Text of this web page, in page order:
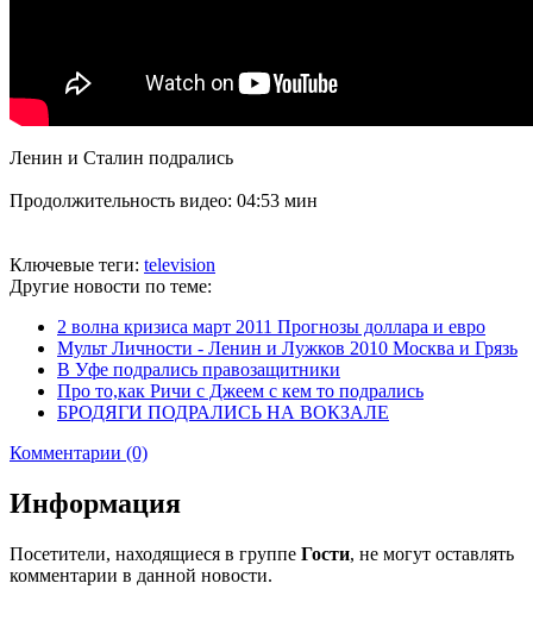
Ленин и Сталин подрались
Продолжительность видео: 04:53 мин
Ключевые теги: television
Другие новости по теме:
2 волна кризиса март 2011 Прогнозы доллара и евро
Мульт Личности - Ленин и Лужков 2010 Москва и Грязь
В Уфе подрались правозащитники
Про то,как Ричи с Джеем с кем то подрались
БРОДЯГИ ПОДРАЛИСЬ НА ВОКЗАЛЕ
Комментарии (0)
Информация
Посетители, находящиеся в группе Гости, не могут оставлять
комментарии в данной новости.